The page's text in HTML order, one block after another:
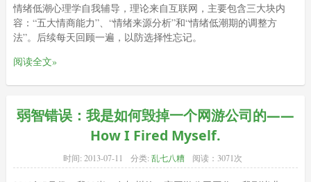
情绪低潮心理学自我辅导，理论来自互联网，主要包含三大块内
容：“五大情商能力”、“情绪来源分析”和“情绪低潮期的调整方
法”。后续每天回顾一遍，以防选择性忘记。
阅读全文»
弱智错误：我是如何毁掉一个网游公司的——
How I Fired Myself.
时间: 2013-07-11 分类: 乱七八糟 阅读：3071次